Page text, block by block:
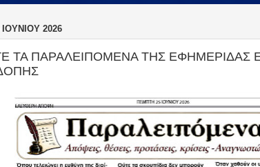
2026
ΤΑ ΠΑΡΑΛΕΙΠΟΜΕΝΑ ΤΗΣ